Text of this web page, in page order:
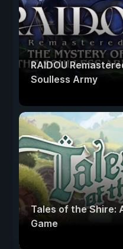
RAIDOU
Soulless Army
Tales of the Shire:
Game